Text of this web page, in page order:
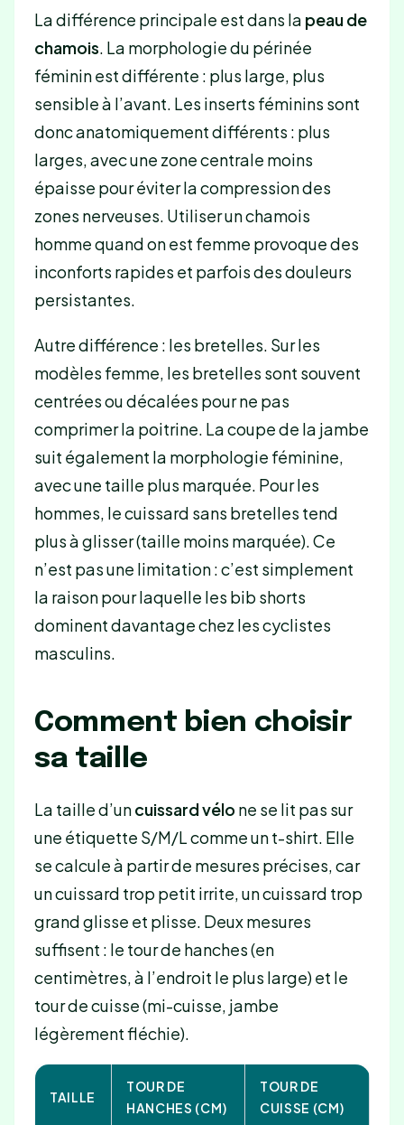
La différence principale est dans la peau de
chamois. La morphologie du périnée
féminin est différente : plus large, plus
sensible à l’avant. Les inserts féminins sont
donc anatomiquement différents : plus
larges, avec une zone centrale moins
épaisse pour éviter la compression des
zones nerveuses. Utiliser un chamois
homme quand on est femme provoque des
inconforts rapides et parfois des douleurs
persistantes.
Autre différence : les bretelles. Sur les
modèles femme, les bretelles sont souvent
centrées ou décalées pour ne pas
comprimer la poitrine. La coupe de la jambe
suit également la morphologie féminine,
avec une taille plus marquée. Pour les
hommes, le cuissard sans bretelles tend
plus à glisser (taille moins marquée). Ce
n’est pas une limitation : c’est simplement
la raison pour laquelle les bib shorts
dominent davantage chez les cyclistes
masculins.
Comment bien choisir
sa taille
La taille d’uncuissard vélo ne se lit pas sur
une étiquette S/M/L comme un t-shirt. Elle
se calcule à partir de mesures précises, car
un cuissard trop petit irrite, un cuissard trop
grand glisse et plisse. Deux mesures
suffisent : le tour de hanches (en
centimètres, à l’endroit le plus large) et le
tour de cuisse (mi-cuisse, jambe
légèrement fléchie).
TAILLE
TOUR DE
HANCHES (CM)
TOUR DE
CUISSE (CM)